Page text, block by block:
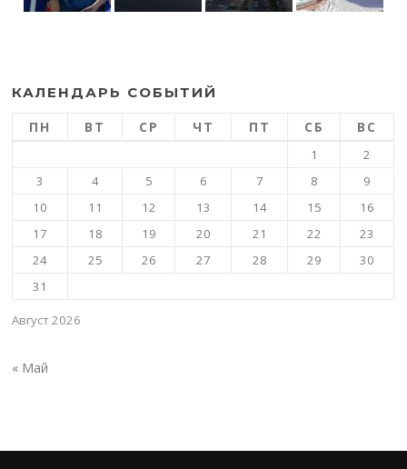
КАЛЕНДАРЬ СОБЫТИЙ
Август 2026
ПН ВТ СР ЧТ ПТ СБ ВС
1
2
3
4 5 6 7 8
9
10
11 12 13 14 15
16
17
18 19 20 21 22
23
24
25 26 27 28 29
30
31
« Май